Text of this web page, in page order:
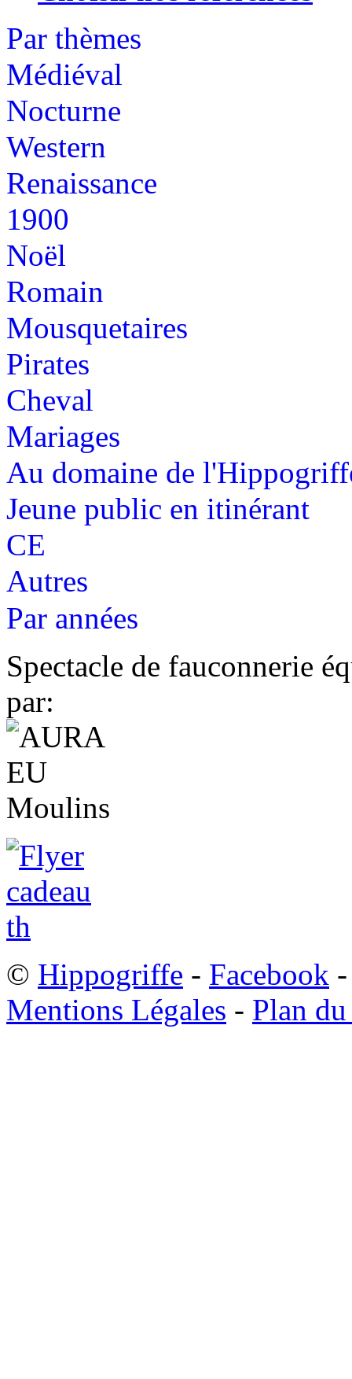
Par thèmes
Médiéval
Nocturne
Western
Renaissance
1900
Noël
Romain
Mousquetaires
Pirates
Cheval
Mariages
Au domaine de
Jeune public en itinérant
CE
Autres
Par années
Spectacle de fauconnerie
par:
© Hippogriffe - Facebook
Mentions Légales - Plan